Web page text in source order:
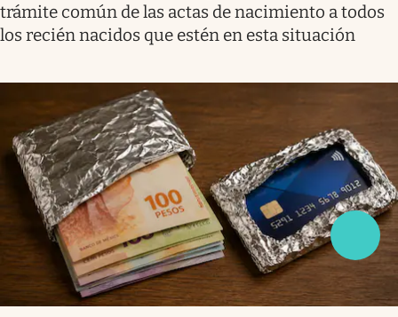
trámite común de las actas de nacimiento a todos
los recién nacidos que estén en esta situación